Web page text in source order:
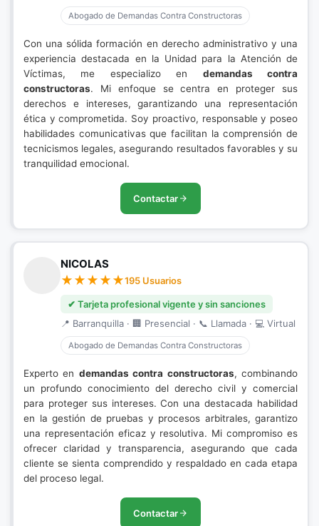
Abogado de Demandas Contra Constructoras
Con una sólida formación en derecho administrativo y una
experiencia destacada en la Unidad para la Atención de
Víctimas, me especializo en demandas contra
constructoras. Mi enfoque se centra en proteger sus
derechos e intereses, garantizando una representación
ética y comprometida. Soy proactivo, responsable y poseo
habilidades comunicativas que facilitan la comprensión de
tecnicismos legales, asegurando resultados favorables y su
tranquilidad emocional.
Contactar
NICOLAS
195 Usuarios
✔ Tarjeta profesional vigente y sin sanciones
📍 Barranquilla · 🏢 Presencial · 📞 Llamada · 💻 Virtual
Abogado de Demandas Contra Constructoras
Experto en demandas contra constructoras, combinando
un profundo conocimiento del derecho civil y comercial
para proteger sus intereses. Con una destacada habilidad
en la gestión de pruebas y procesos arbitrales, garantizo
una representación eficaz y resolutiva. Mi compromiso es
ofrecer claridad y transparencia, asegurando que cada
cliente se sienta comprendido y respaldado en cada etapa
del proceso legal.
Contactar